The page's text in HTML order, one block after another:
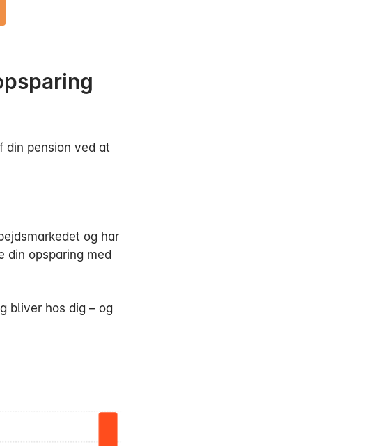
din pension ved at
og har
din opsparing med
bliver hos dig – og